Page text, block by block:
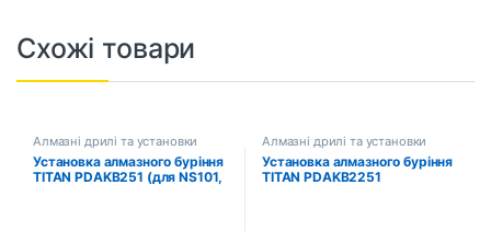
Схожі товари
Алмазні дрилі та установки
Установка алмазного буріння
TITAN PDAKB251 (для NS101,
Алмазні дрилі та установки
Установка алмазного буріння
TITAN PDAKB2251